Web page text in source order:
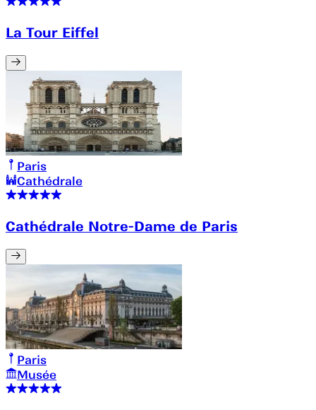
La Tour Eiffel
Paris
Cathédrale
Cathédrale Notre-Dame de Paris
Paris
Musée